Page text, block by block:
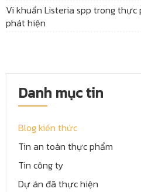
Vi khuẩn Listeria spp trong
phát hiện
Danh mục tin
Blog kiến thức
Tin an toàn thực phẩm
Tin công ty
Dự án đã thực hiện